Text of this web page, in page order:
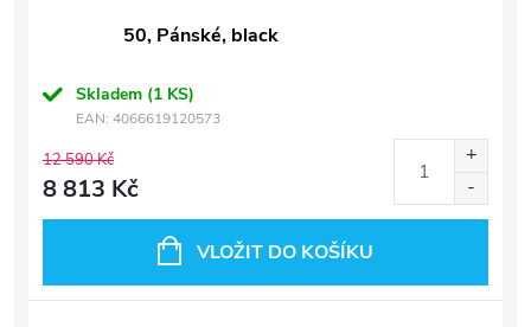
50, Pánské, black
Skladem (1 KS)
EAN: 4066619120573
12 590 Kč
8 813 Kč
VLOŽIT DO KOŠÍKU